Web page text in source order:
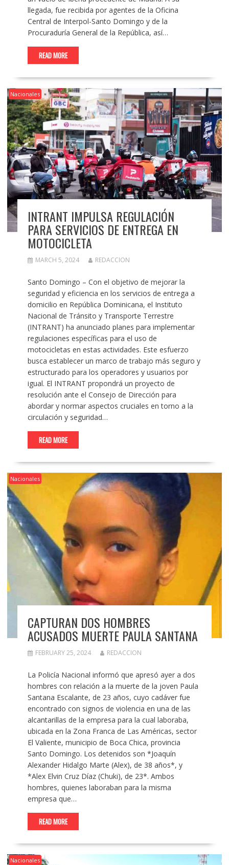
llegada, fue recibida por agentes de la Oficina
Central de Interpol-Santo Domingo y de la
Procuraduría General de la República, así…
READ MORE
Nacionales
INTRANT IMPULSA REGULACIÓN
PARA SERVICIOS DE ENTREGA EN
MOTOCICLETA
MARCH 5, 2024 REDACCION
Santo Domingo – Con el objetivo de mejorar la
seguridad y eficiencia en los servicios de entrega a
domicilio en República Dominicana, el Instituto
Nacional de Tránsito y Transporte Terrestre
(INTRANT) ha anunciado planes para implementar
regulaciones específicas para el uso de
motocicletas en estas actividades. Este esfuerzo
busca establecer un marco de trabajo más seguro y
estructurado para los operadores y usuarios por
igual. El INTRANT propondrá un proyecto de
resolución ante el Consejo de Dirección para
abordar y normar aspectos cruciales en torno a la
circulación y seguridad…
READ MORE
Nacionales
CAPTURAN DOS HOMBRES
ACUSADOS MUERTE PAULA SANTANA
FEBRUARY 25, 2024 REDACCION
La Policía Nacional informó que apresó ayer a dos
hombres con relación a la muerte de la joven Paula
Santana Escalante, de 23 años, cuyo cadáver fue
encontrado con signos de violencia en una de las
alcantarillas de la empresa para la cual laboraba,
ubicada en la Zona Franca de Las Américas, sector
El Valiente, municipio de Boca Chica, provincia
Santo Domingo. Los detenidos son *Joaquín
Alexander Hidalgo Marte (Alex), de 38 años*, y
*Alex Elvin Cruz Díaz (Chuki), de 23*. Ambos
hombres, quienes laboraban para la misma
empresa que…
READ MORE
Nacionales